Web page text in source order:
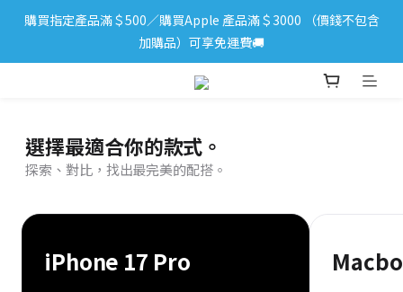
iPhone 17 系列新登場！立即訂購
購買指定產品滿＄500／購買Apple 產品滿＄3000 （價錢不包含
加購品）可享免運費🚚
iPhone 17 系列新登場！立即訂購
選擇最適合你的款式。
探索、對比，找出最完美的配搭。
iPhone 17 Pro